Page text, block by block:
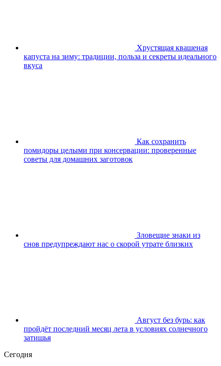
Хрустящая квашеная
капуста на зиму: традиции, польза и секреты идеального
вкуса
Как сохранить
помидоры целыми при консервации: проверенные
советы для домашних заготовок
Зловещие знаки из
снов предупреждают нас о скорой утрате близких
Август без бурь: как
пройдёт последний месяц лета в условиях солнечного
затишья
Сегодня